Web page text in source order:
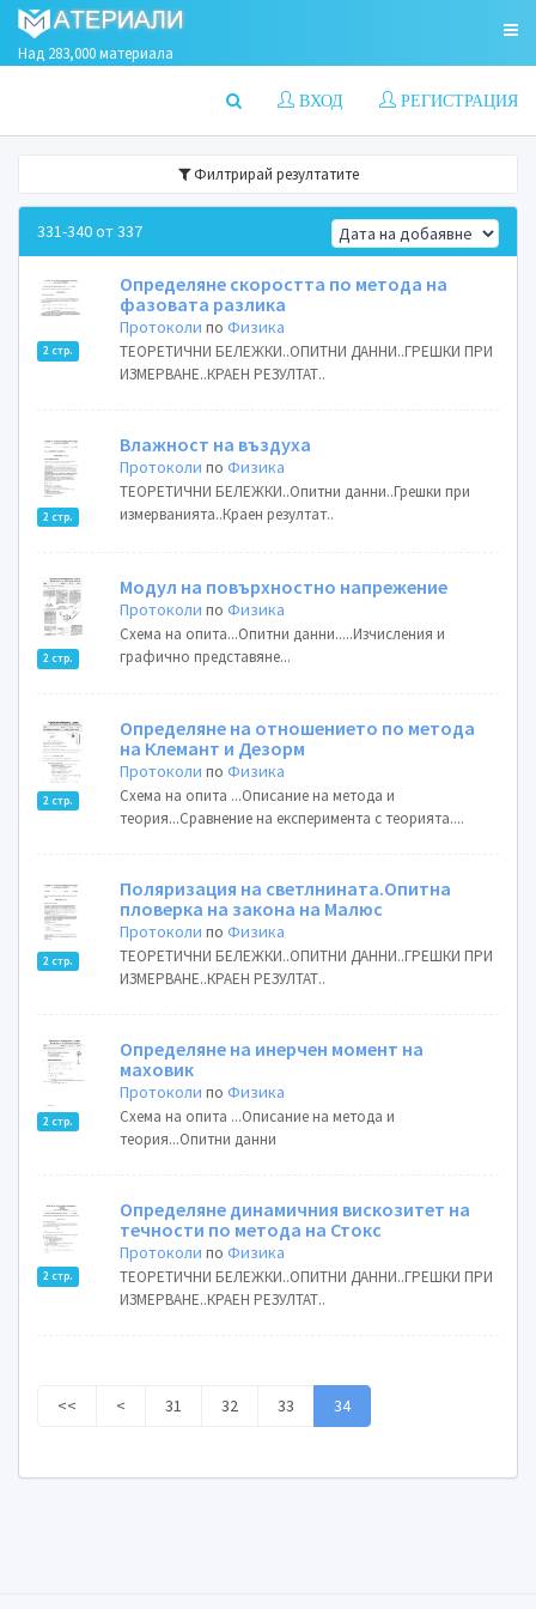
Над 283,000 материала
РЕГИСТРАЦИЯ
ВХОД
Филтрирай резултатите
331-340 от 337
2 стр.
Определяне скоростта по метода на
фазовата разлика
Протоколи поФизика
ТЕОРЕТИЧНИ БЕЛЕЖКИ..ОПИТНИ ДАННИ..ГРЕШКИ ПРИ
ИЗМЕРВАНЕ..КРАЕН РЕЗУЛТАТ..
2 стр.
Влажност на въздуха
Протоколи поФизика
ТЕОРЕТИЧНИ БЕЛЕЖКИ..Опитни данни..Грешки при
измерванията..Краен резултат..
2 стр.
Модул на повърхностно напрежение
Протоколи поФизика
Схема на опита...Опитни данни.....Изчисления и
графично представяне...
2 стр.
Определяне на отношението по метода
на Клемант и Дезорм
Протоколи поФизика
Схема на опита ...Описание на метода и
теория...Сравнение на експеримента с теорията....
2 стр.
Поляризация на светлнината.Опитна
пловерка на закона на Малюс
Протоколи поФизика
ТЕОРЕТИЧНИ БЕЛЕЖКИ..ОПИТНИ ДАННИ..ГРЕШКИ ПРИ
ИЗМЕРВАНЕ..КРАЕН РЕЗУЛТАТ..
2 стр.
Определяне на инерчен момент на
маховик
Протоколи поФизика
Схема на опита ...Описание на метода и
теория...Опитни данни
2 стр.
Определяне динамичния вискозитет на
течности по метода на Стокс
Протоколи поФизика
ТЕОРЕТИЧНИ БЕЛЕЖКИ..ОПИТНИ ДАННИ..ГРЕШКИ ПРИ
ИЗМЕРВАНЕ..КРАЕН РЕЗУЛТАТ..
<< < 31 32 33 34